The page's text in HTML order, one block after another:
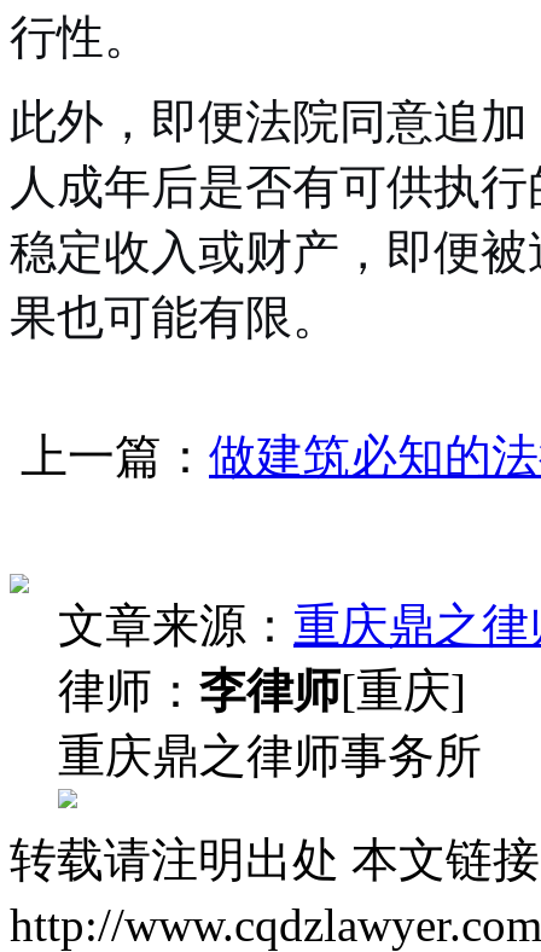
行性。
此外，即便法院同意追
人成年后是否有可供执
稳定收入或财产，即便
果也可能有限。
上一篇： 做建筑必知的
文章来源： 重庆鼎之
律师： 李律师[重庆]
重庆鼎之律师事务所
转载请注明出处 本文链
http://